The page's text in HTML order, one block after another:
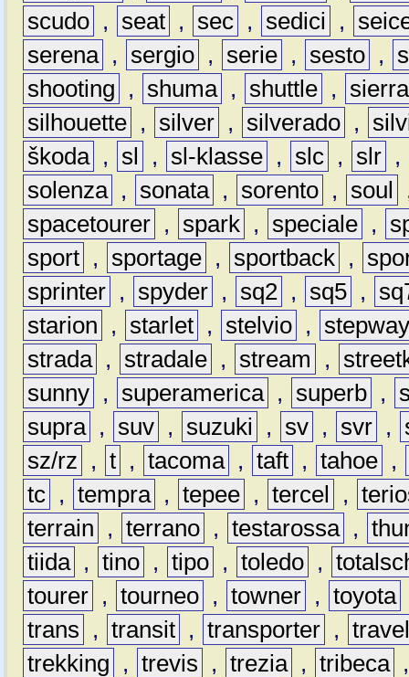
scudo , seat , sec , sedici ,
serena , sergio , serie , sesto ,
shooting
, shuma , shuttle ,
sierra
silhouette , silver , silverado ,
škoda , sl , sl-klasse , slc , slr ,
solenza , sonata , sorento , soul
spacetourer , spark , speciale ,
sport , sportage , sportback ,
sprinter , spyder , sq2 , sq5 ,
starion
, starlet , stelvio ,
strada , stradale , stream ,
sunny , superamerica , superb ,
supra , suv , suzuki , sv , svr ,
sz/rz
, t , tacoma , taft , tahoe ,
tc , tempra , tepee , tercel ,
terrain
, terrano , testarossa ,
tiida , tino , tipo , toledo ,
tourer , tourneo , towner , toyota
trans
, transit , transporter ,
trekking
, trevis , trezia , tribeca